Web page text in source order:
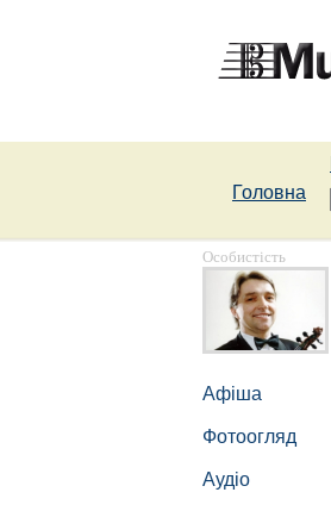
Головна
Особистість
Афіша
Фотоогляд
Аудіо